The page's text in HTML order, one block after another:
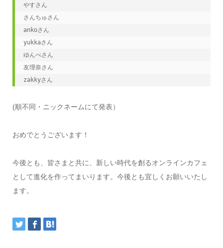
やすさん
さんちゅさん
ankoさん
yukkaさん
ゆんべさん
友理奈さん
zakkyさん
(順不同・ニックネームにて発表）
おめでとうございます！
今後とも、皆さまと共に、新しい時代を創るオンラインカフェ
として進化を作ってまいります。今後とも宜しくお願いいたし
ます。